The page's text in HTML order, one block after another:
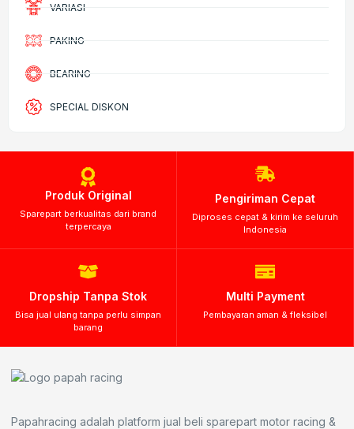
VARIASI
PAKING
BEARING
SPECIAL DISKON
Produk Original
Sparepart berkualitas dari brand
terpercaya
Pengiriman Cepat
Diproses cepat & kirim ke seluruh
Indonesia
Dropship Tanpa Stok
Bisa jual ulang tanpa perlu simpan
barang
Multi Payment
Pembayaran aman & fleksibel
Papahracing adalah platform jual beli sparepart motor racing &